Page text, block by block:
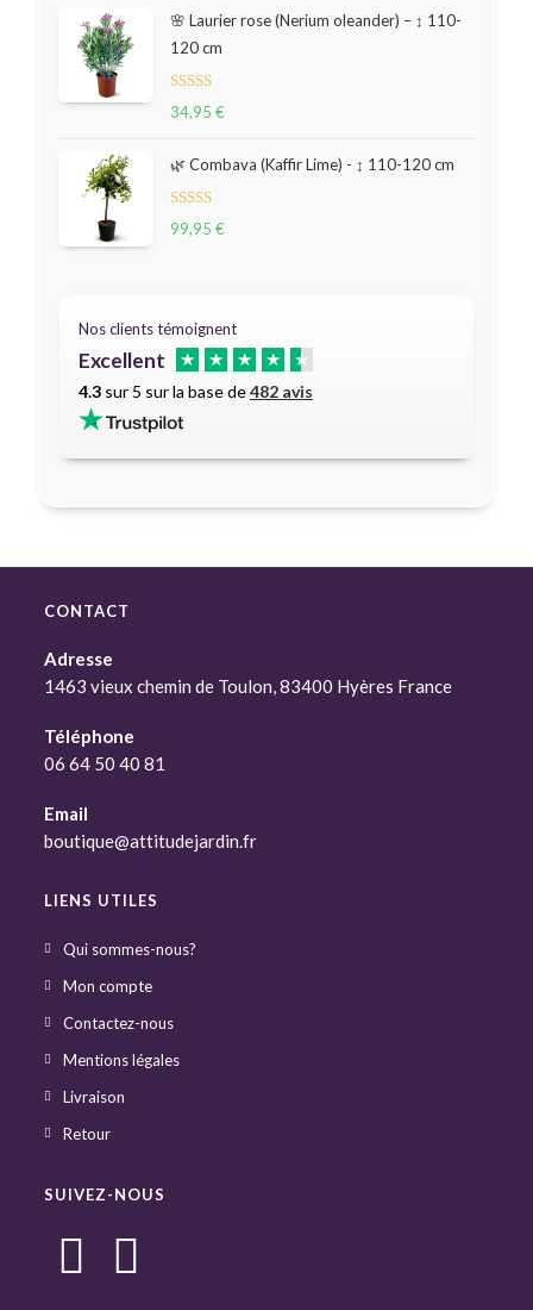
🌸 Laurier rose (Nerium oleander) – ↕ 110-
120 cm
Note
34,95 €
🌿 Combava (Kaffir Lime) - ↕ 110-120 cm
Note
99,95 €
Nos clients témoignent
Excellent ★ ★ ★ ★ ★
4.3 sur 5 sur la base de482 avis
CONTACT
Adresse
1463 vieux chemin de Toulon, 83400 Hyères France
Téléphone
06 64 50 40 81
Email
boutique@attitudejardin.fr
LIENS UTILES
Qui sommes-nous?
Mon compte
Contactez-nous
Mentions légales
Livraison
Retour
SUIVEZ-NOUS